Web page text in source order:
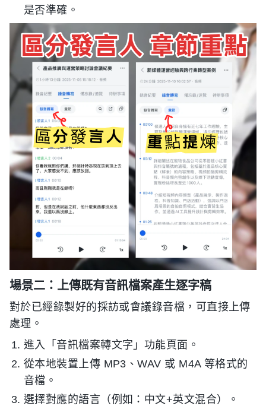
是否準確。
場景二：上傳既有音訊檔案產生逐字稿
對於已經錄製好的採訪或會議錄音檔，可直接上傳
處理。
進入「音訊檔案轉文字」功能頁面。
從本地裝置上傳 MP3、WAV 或 M4A 等格式的
音檔。
選擇對應的語言（例如：中文+英文混合）。